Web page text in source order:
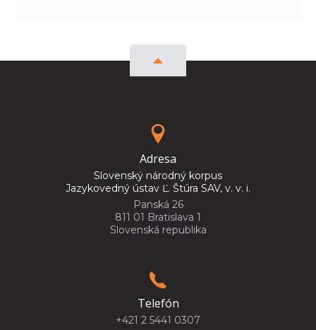
Adresa
Slovenský národný korpus
Jazykovedný ústav Ľ. Štúra SAV, v. v. i.
Panská 26
811 01 Bratislava 1
Slovenská republika
Telefón
+421 2 5441 0307